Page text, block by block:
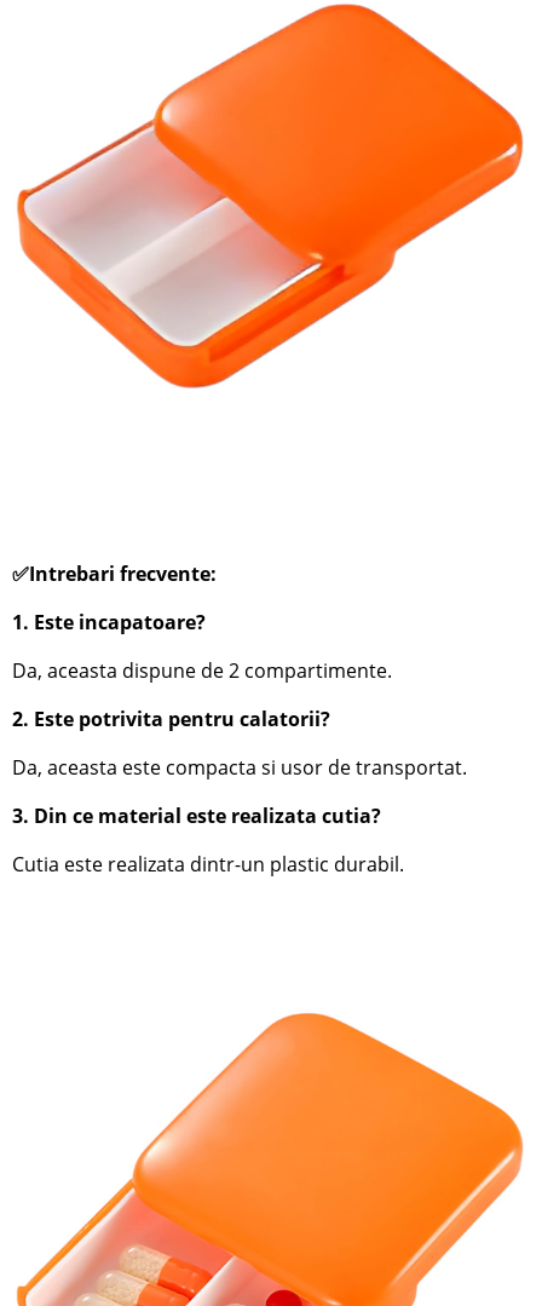
✅Intrebari frecvente:
1. Este incapatoare?
Da, aceasta dispune de 2 compartimente.
2. Este potrivita pentru calatorii?
Da, aceasta este compacta si usor de transportat.
3. Din ce material este realizata cutia?
Cutia este realizata dintr-un plastic durabil.